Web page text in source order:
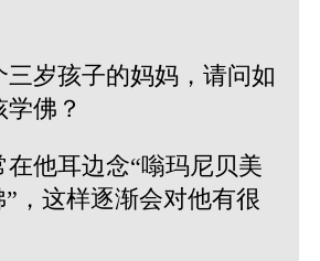
三岁孩子的妈妈，请问如
佛？
在他耳边念“嗡玛尼贝美
”，这样逐渐会对他有很